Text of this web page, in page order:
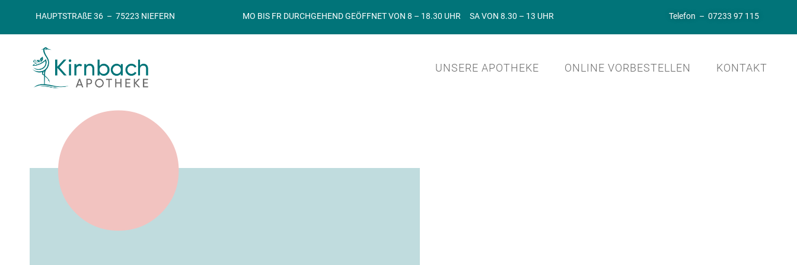
HAUPTSTRAßE 36 – 75223 NIEFERN MO BIS FR DURCHGEHEND GEÖFFNET VON 8 – 18.30 UHR SA VON 8.30 – 13 UHR Telefon – 07233 97 115
UNSERE APOTHEKE ONLINE VORBESTELLEN KONTAKT